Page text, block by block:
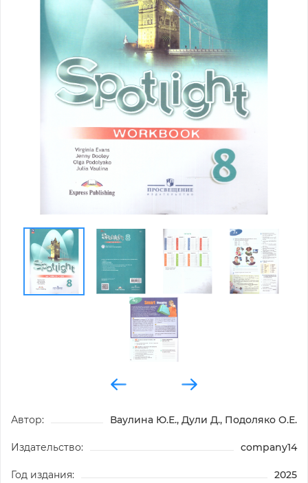
Автор: Ваулина Ю.Е., Дули Д., Подоляко О.Е.
Издательство: company14
Год издания: 2025